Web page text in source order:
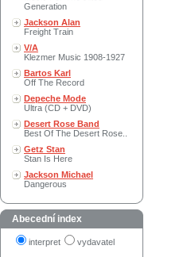
Generation
Jackson Alan
Freight Train
V/A
Klezmer Music 1908-1927
Bartos Karl
Off The Record
Depeche Mode
Ultra (CD + DVD)
Desert Rose Band
Best Of The Desert Rose..
Getz Stan
Stan Is Here
Jackson Michael
Dangerous
Abecední index
interpret vydavatel